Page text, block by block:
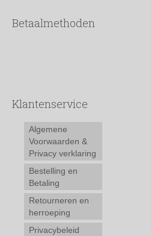
Betaalmethoden
Klantenservice
Algemene
Voorwaarden &
Privacy verklaring
Bestelling en
Betaling
Retourneren en
herroeping
Privacybeleid